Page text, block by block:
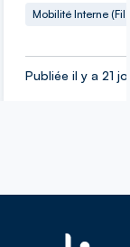
Mobilité Interne (Fil
Publiée il y a 21